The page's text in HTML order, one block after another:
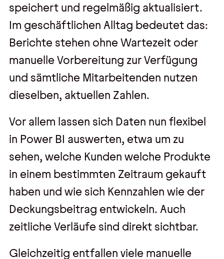
speichert und regelmäßig aktualisiert.
Im geschäftlichen Alltag bedeutet das:
Berichte stehen ohne Wartezeit oder
manuelle Vorbereitung zur Verfügung
und sämtliche Mitarbeitenden nutzen
dieselben, aktuellen Zahlen.
Vor allem lassen sich Daten nun flexibel
in Power BI auswerten, etwa um zu
sehen, welche Kunden welche Produkte
in einem bestimmten Zeitraum gekauft
haben und wie sich Kennzahlen wie der
Deckungsbeitrag entwickeln. Auch
zeitliche Verläufe sind direkt sichtbar.
Gleichzeitig entfallen viele manuelle